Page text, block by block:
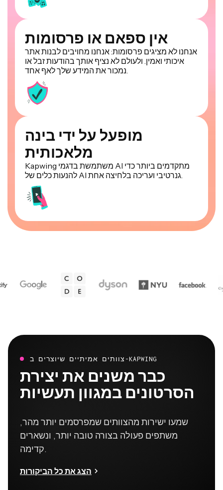
אין ספאם או פרסומות
אנחנו לא מציגים פרסומות: אנחנו מחויבים לבנות אתר
איכותי ואמין. ולעולם לא נציף אותך בהודעות זבל או
נמכור את המידע שלך לאף אחד.
מופעל על ידי בינה
מלאכותית
Kapwing משתמשת בדגמי AI מתקדמים ביותר כדי
להנעות כלים של AI גנרטיבי ועריכה בלחיצה אחת.
צוותים אמיתיים שיוצרים ב-KAPWING
כבר משנים את יצירת
הסרטונים במגוון תעשיות
שמעו ישירות מהצוותים שמפרסמים יותר מהר,
משתפים פעולה בצורה טובה יותר, ונשארים
קדימה.
הצג את כל הביקורות